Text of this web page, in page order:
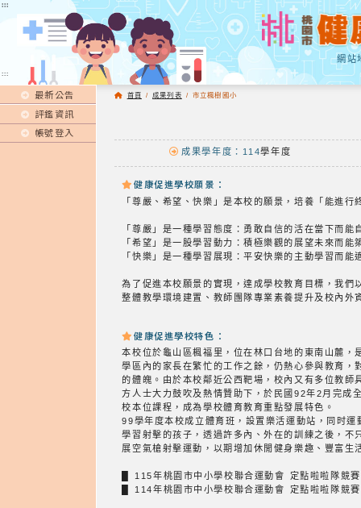
:::
網站
:::
最新公告
評鑑資訊
帳號登入
首頁 / 成果列表 / 市立楓樹國小
成果學年度：114學年度
健康促進學校願景：
「尊嚴、希望、快樂」是本校的願景，培養「能進
「尊嚴」是一種學習態度：勇敢自信的活在當下而能
「希望」是一股學習動力：積極樂觀的展望未來而能
「快樂」是一種學習展現：平安快樂的主動學習而能
為了促進本校願景的實現，達成學校教育目標，我
整體教學環境建置、教師團隊專業素養提升及校內外
健康促進學校特色：
本校位於龜山區楓福里，位在林口台地的東南山麓
學區內的家長在繁忙的工作之餘，仍熱心參與教育
的體魄。由於本校鄰近公西靶場，校內又有多位教
方人士大力鼓吹及熱情贊助下，於民國92年2月完成
校本位課程，成為學校體育教育重點發展特色。
99學年度本校成立體育班，設置樂活運動站，同时
學習射擊的孩子，透過許多內、外在的訓練之後，
展空氣槍射擊運動，以期增加休閒健身樂趣、豐富
█ 115年桃園市中小學校聯合運動會 定點啦啦隊競
█ 114年桃園市中小學校聯合運動會 定點啦啦隊競
:::